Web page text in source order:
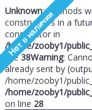
Unknown: Methods
constructors in a
constructor in
/home/zooby1/
line38Warning:
already sent by
/home/zooby1/
/home/zooby1/
on line 28